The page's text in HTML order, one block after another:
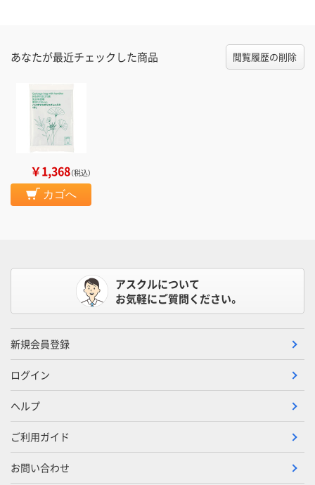
あなたが最近チェックした商品 閲覧履歴の削除
￥1,368（税込）
カゴへ
アスクルについて
お気軽にご質問ください。
新規会員登録
ログイン
ヘルプ
ご利用ガイド
お問い合わせ